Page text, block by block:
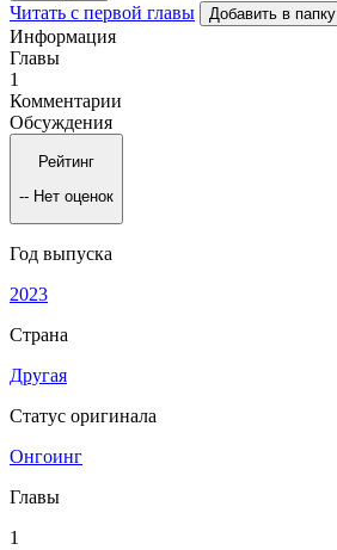
Читать с первой главы Добавить в папку
Информация
Главы
1
Комментарии
Обсуждения
Рейтинг
-- Нет оценок
Год выпуска
2023
Страна
Другая
Статус оригинала
Онгоинг
Главы
1